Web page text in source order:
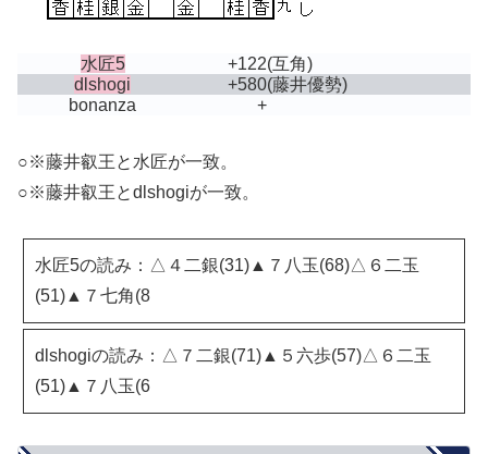
水匠5 +122(互角)
dlshogi
+580(藤井優勢)
bonanza
+
○※藤井叡王と水匠が一致。
○※藤井叡王とdlshogiが一致。
水匠5の読み：△４二銀(31)▲７八玉(68)△６二玉
(51)▲７七角(8
dlshogiの読み：△７二銀(71)▲５六歩(57)△６二玉
(51)▲７八玉(6